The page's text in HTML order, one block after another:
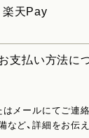
楽天Pay
支払い方法に
メールにてご連絡
など、詳細をお伝